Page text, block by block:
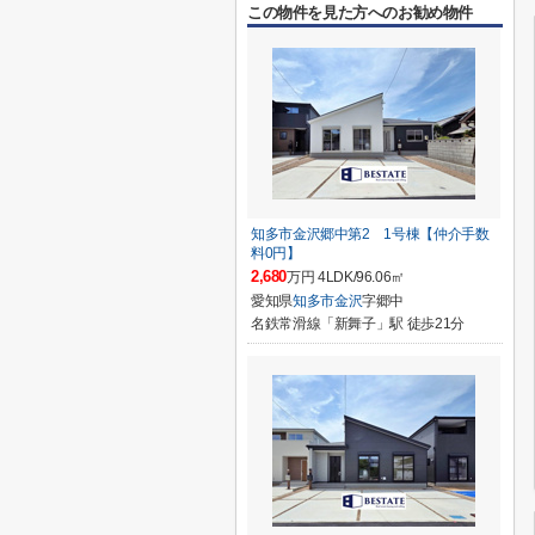
この物件を見た方へのお勧め物件
知多市金沢郷中第2 1号棟【仲介手数
料0円】
2,680万円 4LDK/96.06㎡
愛知県知多市金沢字郷中
名鉄常滑線「新舞子」駅 徒歩21分